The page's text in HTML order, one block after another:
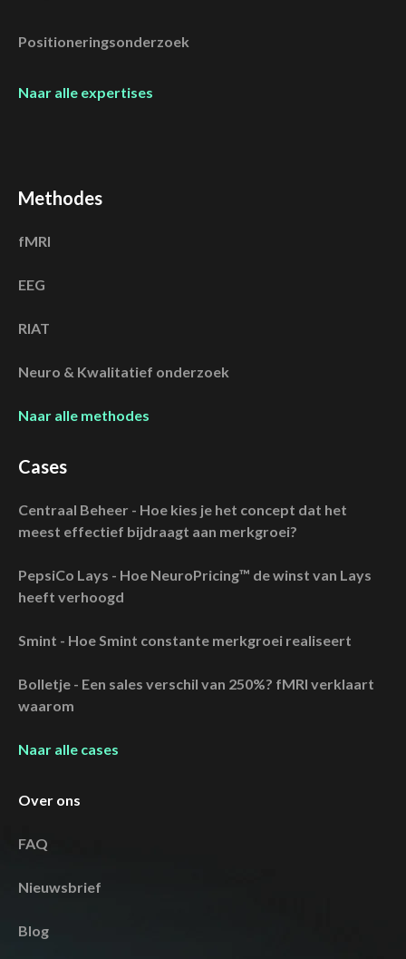
Positioneringsonderzoek
Naar alle expertises
Methodes
fMRI
EEG
RIAT
Neuro & Kwalitatief onderzoek
Naar alle methodes
Cases
Centraal Beheer - Hoe kies je het concept dat het
meest effectief bijdraagt aan merkgroei?
PepsiCo Lays - Hoe NeuroPricing™ de winst van Lays
heeft verhoogd
Smint - Hoe Smint constante merkgroei realiseert
Bolletje - Een sales verschil van 250%? fMRI verklaart
waarom
Naar alle cases
Over ons
FAQ
Nieuwsbrief
Blog